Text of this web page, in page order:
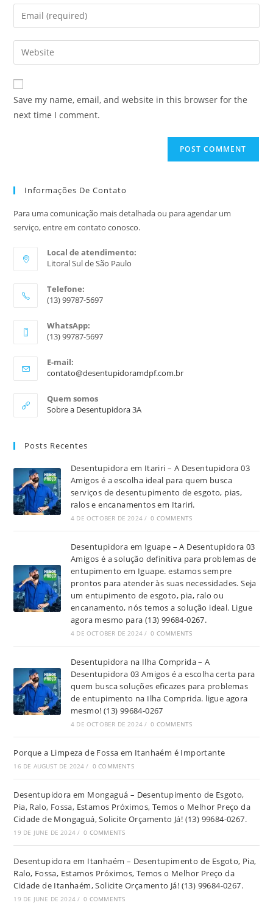
Save my name, email, and website in this browser for the
next time I comment.
Informações De Contato
Para uma comunicação mais detalhada ou para agendar um
serviço, entre em contato conosco.
Local de atendimento:
Litoral Sul de São Paulo
Telefone:
(13) 99787-5697
WhatsApp:
(13) 99787-5697
E-mail:
contato@desentupidoramdpf.com.br
Quem somos
Sobre a Desentupidora 3A
Posts Recentes
Desentupidora em Itariri – A Desentupidora 03
Amigos é a escolha ideal para quem busca
serviços de desentupimento de esgoto, pias,
ralos e encanamentos em Itariri.
4 DE OCTOBER DE 2024 / 0 COMMENTS
Desentupidora em Iguape – A Desentupidora 03
Amigos é a solução definitiva para problemas de
entupimento em Iguape. estamos sempre
prontos para atender às suas necessidades. Seja
um entupimento de esgoto, pia, ralo ou
encanamento, nós temos a solução ideal. Ligue
agora mesmo para (13) 99684-0267.
4 DE OCTOBER DE 2024 / 0 COMMENTS
Desentupidora na Ilha Comprida – A
Desentupidora 03 Amigos é a escolha certa para
quem busca soluções eficazes para problemas
de entupimento na Ilha Comprida. ligue agora
mesmo! (13) 99684-0267
4 DE OCTOBER DE 2024 / 0 COMMENTS
Porque a Limpeza de Fossa em Itanhaém é Importante
16 DE AUGUST DE 2024 / 0 COMMENTS
Desentupidora em Mongaguá – Desentupimento de Esgoto,
Pia, Ralo, Fossa, Estamos Próximos, Temos o Melhor Preço da
Cidade de Mongaguá, Solicite Orçamento Já! (13) 99684-0267.
19 DE JUNE DE 2024 / 0 COMMENTS
Desentupidora em Itanhaém – Desentupimento de Esgoto, Pia,
Ralo, Fossa, Estamos Próximos, Temos o Melhor Preço da
Cidade de Itanhaém, Solicite Orçamento Já! (13) 99684-0267.
19 DE JUNE DE 2024 / 0 COMMENTS